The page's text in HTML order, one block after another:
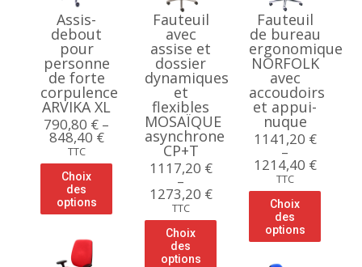
Assis-
debout
pour
personne
de forte
corpulence
ARVIKA XL
790,80 € –
848,40 €
TTC
Choix
des
options
Fauteuil
avec
assise et
dossier
dynamiques
et
flexibles
MOSAÏQUE
asynchrone
CP+T
1117,20 €
–
1273,20 €
TTC
Choix
des
options
Fauteuil
de bureau
ergonomique
NORFOLK
avec
accoudoirs
et appui-
nuque
1141,20 €
–
1214,40 €
TTC
Choix
des
options